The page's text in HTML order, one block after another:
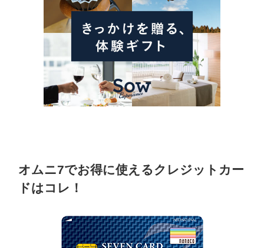
オムニ7でお得に使えるクレジットカー
ドはコレ！